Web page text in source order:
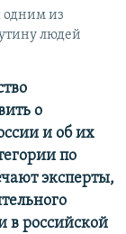
одним из
людей
о
и об их
по
эксперты,
в российской